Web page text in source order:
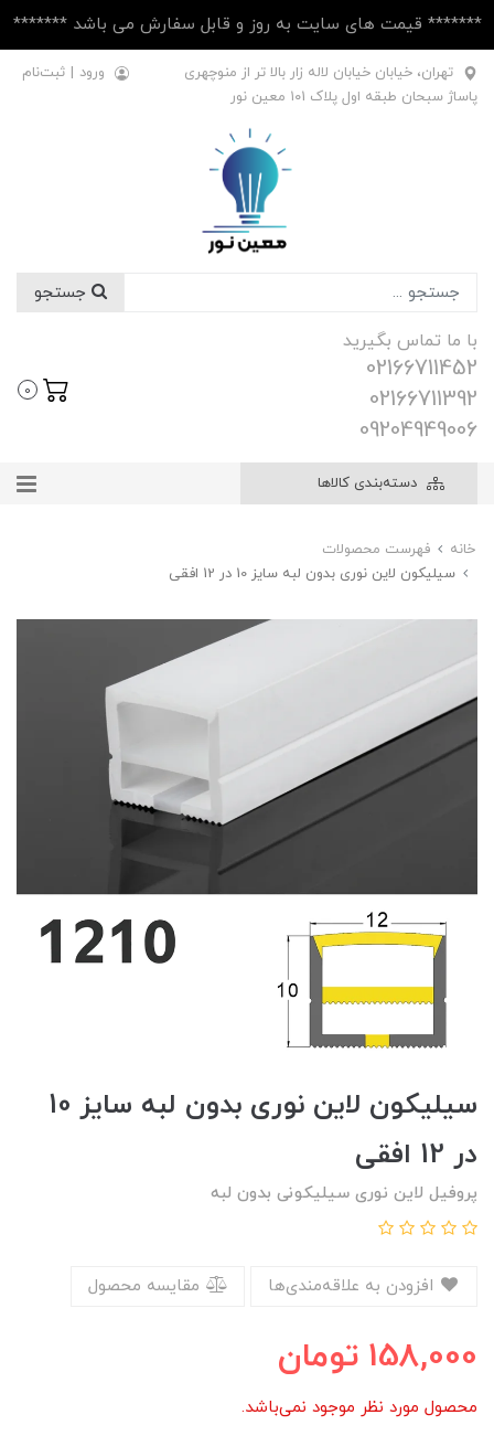
******* قیمت های سایت به روز و قابل سفارش می باشد *******
تهران، خیابان خیابان لاله زار بالا تر از منوچهری
پاساژ سبحان طبقه اول پلاک ۱۰1 معین نور
ورود | ثبت‌نام
با ما تماس بگیرید
02166711452
02166711392
09204949006
0
دسته‌بندی کالاها
خانه
فهرست محصولات
سیلیکون لاین نوری بدون لبه سایز 10 در 12 افقی
سیلیکون لاین نوری بدون لبه سایز 10
در 12 افقی
پروفیل لاین نوری سیلیکونی بدون لبه
مقایسه محصول
158,000 تومان
محصول مورد نظر موجود نمی‌باشد.